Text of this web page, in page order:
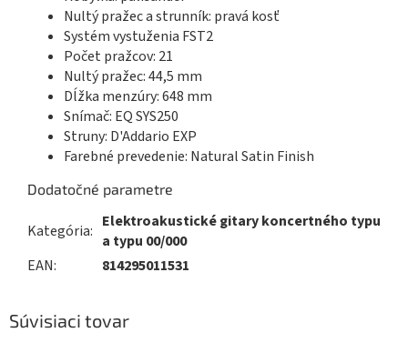
Nultý pražec a strunník: pravá kosť
Systém vystuženia FST2
Počet pražcov: 21
Nultý pražec: 44,5 mm
Dĺžka menzúry: 648 mm
Snímač: EQ SYS250
Struny: D'Addario EXP
Farebné prevedenie: Natural Satin Finish
Dodatočné parametre
Kategória: Elektroakustické gitary koncertného typu
a typu 00/000
EAN: 814295011531
Súvisiaci tovar